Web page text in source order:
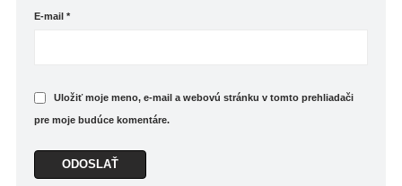
E-mail*
Uložiť moje meno, e-mail a webovú stránku v tomto prehliadači
pre moje budúce komentáre.